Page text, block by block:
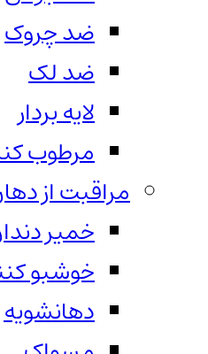
ضد چروک
ضد لک
لایه بردار
مرطوب
مراقبت از
خمیر
خوشبو
دهانشویه